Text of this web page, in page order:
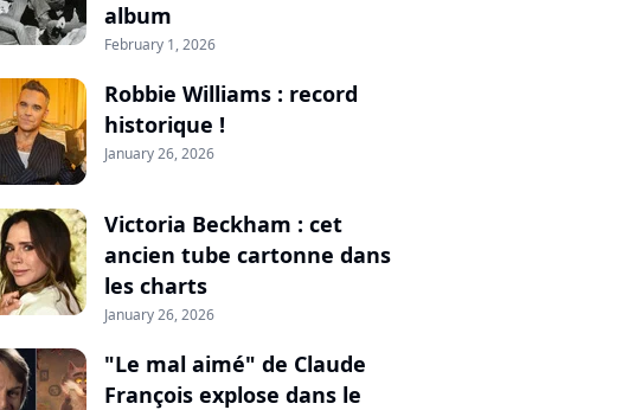
album
February 1, 2026
Robbie Williams : record
historique !
January 26, 2026
Victoria Beckham : cet
ancien tube cartonne dans
les charts
January 26, 2026
"Le mal aimé" de Claude
François explose dans le